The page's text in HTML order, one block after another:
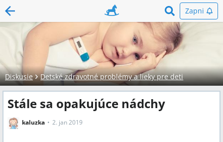
Zapni
Diskusie Detské zdravotné problémy a lieky pre deti
Stále sa opakujúce nádchy
kaluzka 2. jan 2019